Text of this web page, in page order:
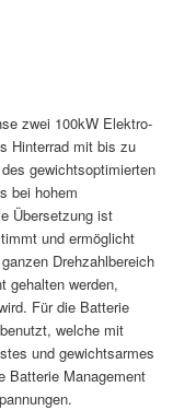
zwei 100kW Elektro-
Hinterrad mit bis zu
gewichtsoptimierten
bei hohem
Übersetzung ist
und ermöglicht
Drehzahlbereich
gehalten werden,
Für die Batterie
welche mit
und gewichtsarmes
Batterie Management